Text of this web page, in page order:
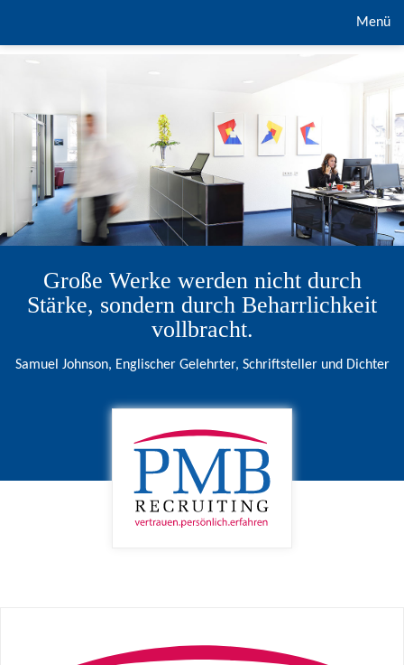
Große Werke werden nicht durch
Stärke, sondern durch Beharrlichkeit
vollbracht.
Samuel Johnson, Englischer Gelehrter, Schriftsteller und Dichter
Menü